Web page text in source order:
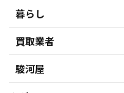
暮らし
買取業者
駿河屋